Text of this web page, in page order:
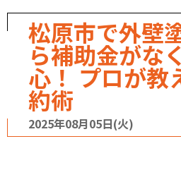
松原市で外壁
ら補助金がな
心！ プロが教
約術
2025年08月05日(火)